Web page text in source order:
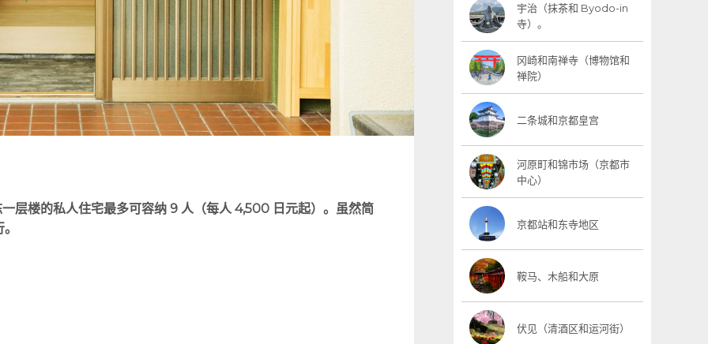
层楼的私人住宅最多可容纳 9 人（每人 4,500 日元起）。虽然简
宇治（抹茶和 Byodo-in
寺）。
冈崎和南禅寺（博物馆和
禅院）
二条城和京都皇宫
河原町和锦市场（京都市
中心）
京都站和东寺地区
鞍马、木船和大原
伏见（清酒区和运河街）